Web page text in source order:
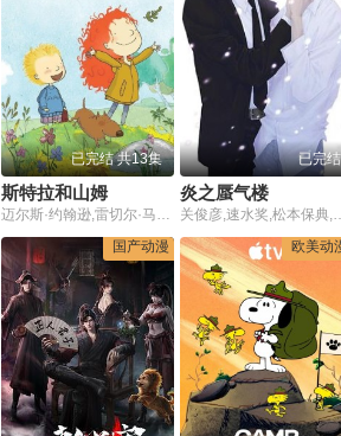
已完结 共13集
斯特拉和山姆
迈尔斯·约翰逊,雷切尔·马库斯,托尼·丹尼尔斯
已完结
炎之蜃气楼
关俊彦,速水奖,松本保典,玉川纱己子,松野太纪,堀内贤雄,矢岛晶子,折笠爱,关智
国产动漫 欧美动